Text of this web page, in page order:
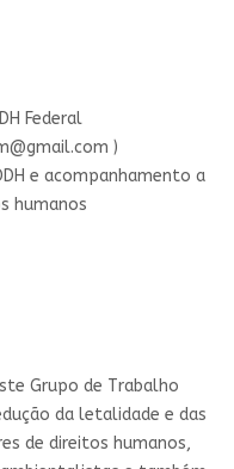
Federal
)
e acompanhamento a
humanos
Grupo de Trabalho
da letalidade e das
de direitos humanos,